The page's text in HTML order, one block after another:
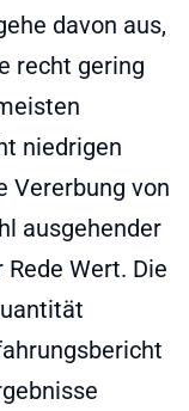
davon aus,
recht gering
niedrigen
Vererbung von
ausgehender
Wert. Die